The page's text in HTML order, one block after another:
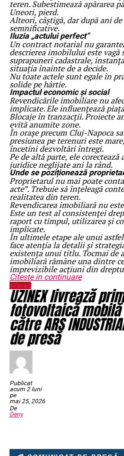
teren. Subestimează apărarea
Uneori, pierd.
Alteori, câștigă, dar după ani
semnificative.
Iluzia „actului perfect”
Un contract notarial nu
descrierea imobilului este vagă
suprapuneri cadastrale,
situația înainte de a decide.
Nu toate actele sunt egale în
solide pe hârtie.
Impactul economic și social
Revendicările imobiliare nu
implicate. Ele influențează
Blocaje în tranzacții. Proiecte
evită anumite zone.
În orașe precum Cluj-Napoca
presiunea pe terenuri este
încetini dezvoltări întregi.
Pe de altă parte, ele
juridice neglijate ani la rând.
Unde se poziționează
Proprietarul nu mai poate conta
acte”. Trebuie să înțeleagă
realitatea din teren.
Revendicarea imobiliară nu
Este un test al consistenței
raport cu timpul, utilizarea și
implicate.
În ultimele etape ale unui
face atenția la detalii și
existența unui titlu. Tocmai de
imobiliară rămâne una dintre
imprevizibile acțiuni din
Citeste in continuare
Afaceri
UZINEX livrează
fotovoltaică mobilă
către ARS
de presă
Publicat
acum 2 luni
pe
mai 25, 2026
De
Deny